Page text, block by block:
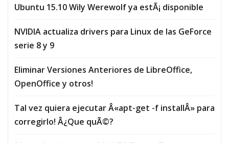
Ubuntu 15.10 Wily Werewolf ya estÃ¡ disponible
NVIDIA actualiza drivers para Linux de las GeForce
serie 8 y 9
Eliminar Versiones Anteriores de LibreOffice,
OpenOffice y otros!
Tal vez quiera ejecutar Â«apt-get -f installÂ» para
corregirlo! Â¿Que quÃ©?